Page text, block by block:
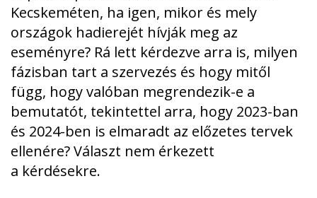
Kecskeméten, ha igen, mikor és mely
országok hadierejét hívják meg az
eseményre? Rá lett kérdezve arra is, milyen
fázisban tart a szervezés és hogy mitől
függ, hogy valóban megrendezik-e a
bemutatót, tekintettel arra, hogy 2023-ban
és 2024-ben is elmaradt az előzetes tervek
ellenére? Választ nem érkezett
a kérdésekre.